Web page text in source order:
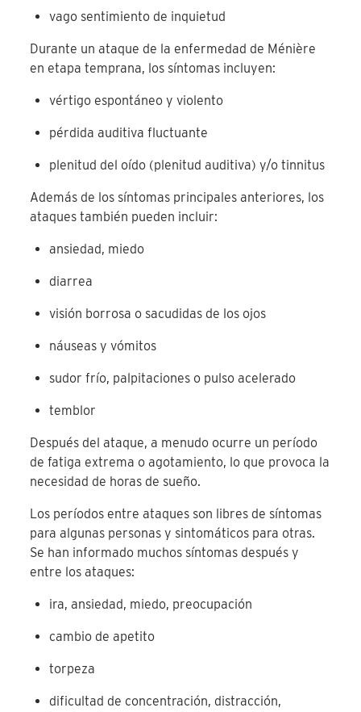
vago sentimiento de inquietud
Durante un ataque de la enfermedad de Ménière
en etapa temprana, los síntomas incluyen:
vértigo espontáneo y violento
pérdida auditiva fluctuante
plenitud del oído (plenitud auditiva) y/o tinnitus
Además de los síntomas principales anteriores, los
ataques también pueden incluir:
ansiedad, miedo
diarrea
visión borrosa o sacudidas de los ojos
náuseas y vómitos
sudor frío, palpitaciones o pulso acelerado
temblor
Después del ataque, a menudo ocurre un período
de fatiga extrema o agotamiento, lo que provoca la
necesidad de horas de sueño.
Los períodos entre ataques son libres de síntomas
para algunas personas y sintomáticos para otras.
Se han informado muchos síntomas después y
entre los ataques:
ira, ansiedad, miedo, preocupación
cambio de apetito
torpeza
dificultad de concentración, distracción,